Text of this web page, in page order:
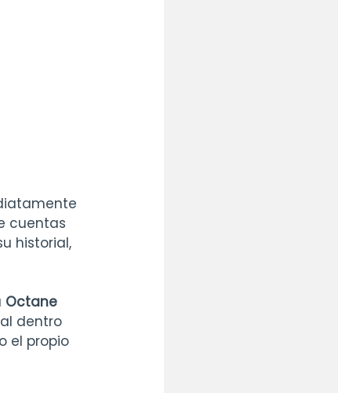
cuentas
historial,
Octane
dentro
el propio